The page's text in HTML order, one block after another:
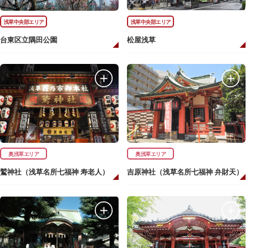
浅草中央部エリア
台東区立隅田公園
浅草中央部エリア
松屋浅草
奥浅草エリア
鷲神社（浅草名所七福神 寿老人）
奥浅草エリア
吉原神社（浅草名所七福神 弁財天）